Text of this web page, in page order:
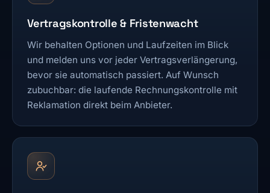
Vertragskontrolle & Fristenwacht
Wir behalten Optionen und Laufzeiten im Blick
und melden uns vor jeder Vertragsverlängerung,
bevor sie automatisch passiert. Auf Wunsch
zubuchbar: die laufende Rechnungskontrolle mit
Reklamation direkt beim Anbieter.